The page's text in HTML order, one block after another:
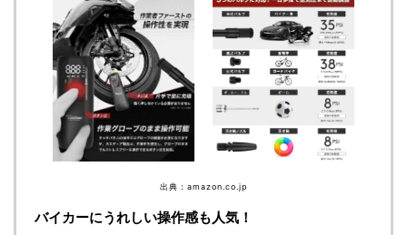
出典：amazon.co.jp
バイカーにうれしい操作感も人気！